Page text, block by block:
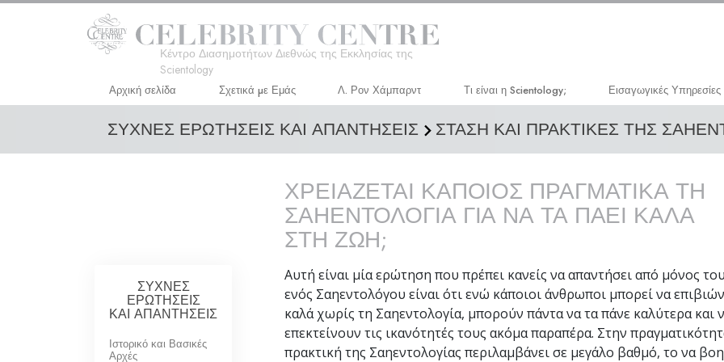
Κέντρο Διασημοτήτων Διεθνώς της Εκκλησίας της
Scientology
Αρχική σελίδα Σχετικά µε Εμάς Λ. Ρον Χάμπαρντ Τι είναι η Scientology;
Πιστεύω και Πρακτικές
Τι Λένε οι Σαηεντολόγοι για τη
Σαηεντολογία
Μέσα σε μια Εκκλησία
Οι Βασικές Αρχές της Σαηεντολογίας
Μια Εισαγωγή στη Διανοητική
Εισαγωγικές Υπηρεσίες
Σεμινάριο Διανοητικής
Βελτίωση της Ζωής
ΣΥΧΝΕΣ ΕΡΩΤΗΣΕΙΣ ΚΑΙ ΑΠΑΝΤΗΣΕΙΣ ΣΤΑΣΗ ΚΑΙ ΠΡΑΚΤΙΚΕΣ ΤΗΣ
ΧΡΕΙΑΖΕΤΑΙ ΚΑΠΟΙΟΣ ΠΡΑΓΜΑΤΙΚΑ ΤΗ
ΣΑΗΕΝΤΟΛΟΓΙΑ ΓΙΑ ΝΑ ΤΑ ΠΑΕΙ ΚΑΛΑ
ΣΤΗ ΖΩΗ;
Αυτή είναι μία ερώτηση που πρέπει κανείς να απαντήσει από μόνος
ενός Σαηεντολόγου είναι ότι ενώ κάποιοι άνθρωποι μπορεί να
καλά χωρίς τη Σαηεντολογία, μπορούν πάντα να τα πάνε καλύτερα και
επεκτείνουν τις ικανότητές τους ακόμα παραπέρα. Στην
πρακτική της Σαηεντολογίας περιλαμβάνει σε μεγάλο βαθμό, το να
ΣΥΧΝΕΣ
ΕΡΩΤΗΣΕΙΣ
ΚΑΙ ΑΠΑΝΤΗΣΕΙΣ
Ιστορικό και Βασικές
Αρχές